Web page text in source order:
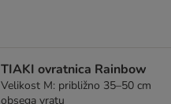
TIAKI ovratnica Rainbow
Velikost M: približno 35–50 cm
obsega vratu